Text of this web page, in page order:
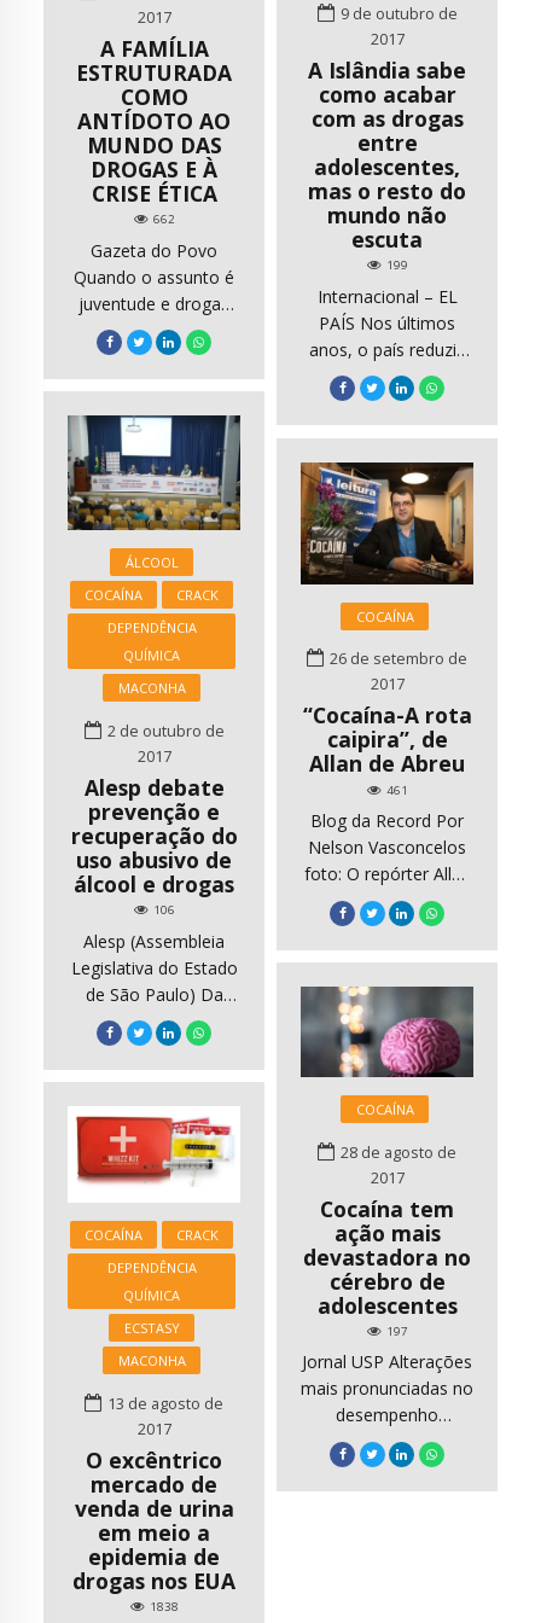
Roberto Rodrigues de
Oliveira é secretario
de Segurança Urbana
de São Paulo,
bacharel em direito
[…]
2017
A FAMÍLIA
ESTRUTURADA
COMO
ANTÍDOTO AO
MUNDO DAS
DROGAS E À
CRISE ÉTICA
662
Gazeta do Povo
Quando o assunto é
juventude e drogas
não há garantias, não
existe receita infalível.
Mas, sem dúvida
bem estruturada
tende a ser um bom
começo para
proteger o
preciso ser da Opus
Dei para entender
isso. Não é
necessário ser um
carola, um
reacionário moralista.
Basta […]
9 de outubro de
2017
A Islândia sabe
como acabar
com as drogas
entre
adolescentes,
mas o resto do
mundo não
escuta
199
Internacional – EL
PAÍS Nos últimos
anos, o país reduziu
drasticamente o
consumo de tabaco,
drogas e álcool entre
Young (Meninas
numa academia de
Reykjavik Dave Imms
para Mosaic) Falta
pouco para as 15h de
uma ensolarada tarde
parque de
Laugardalur, perto do
centro de Reykjavik,
está praticamente […]
ÁLCOOL
COCAÍNA
CRACK
DEPENDÊNCIA
QUÍMICA
MACONHA
2 de outubro de
2017
Alesp debate
prevenção e
recuperação do
uso abusivo de
álcool e drogas
106
Alesp (Assembleia
Legislativa do Estado
de São Paulo) Da
redação – Foto: José
Antonio Teixeira
Mesa da audiência
Ações Estratégicas
(NAE) da Assembleia
Legislativa promoveu
um encontro para
debater a prevenção
e a recuperação do
uso abusivo de álcool
e outras drogas,
nesta quinta-feira
(28/9), no auditório
Franco Montoro. O
“Movimento […]
COCAÍNA
26 de setembro de
2017
“Cocaína-A rota
caipira”, de
Allan de Abreu
461
Blog da Record Por
Nelson Vasconcelos
foto: O repórter Allan
de Abreu, autor de
“Cocaína – A Rota
Caipira” – Foto:
quando um livro
conta histórias tão
absurdas que
autor exagerou na
imaginação? “Cocaína
– A rota caipira”, do
poderia estar nessa
categoria se não
fosse […]
COCAÍNA
28 de agosto de
2017
Cocaína tem
ação mais
devastadora no
cérebro de
adolescentes
197
Jornal USP Alterações
mais pronunciadas no
desempenho
cognitivo são
encontradas em
usuários precoces da
COCAÍNA
CRACK
DEPENDÊNCIA
QUÍMICA
ECSTASY
MACONHA
13 de agosto de
2017
O excêntrico
mercado de
venda de urina
em meio a
epidemia de
drogas nos EUA
1838